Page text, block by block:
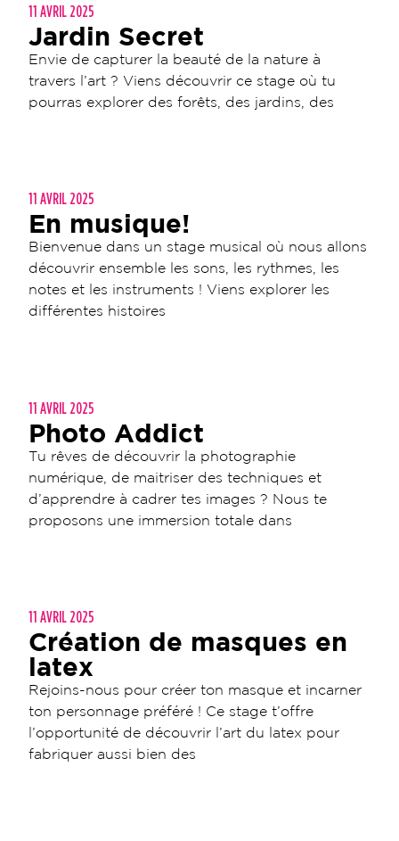
11 AVRIL 2025
Jardin Secret
Envie de capturer la beauté de la nature à
travers l’art ? Viens découvrir ce stage où tu
pourras explorer des forêts, des jardins, des
11 AVRIL 2025
En musique!
Bienvenue dans un stage musical où nous allons
découvrir ensemble les sons, les rythmes, les
notes et les instruments ! Viens explorer les
différentes histoires
11 AVRIL 2025
Photo Addict
Tu rêves de découvrir la photographie
numérique, de maitriser des techniques et
d’apprendre à cadrer tes images ? Nous te
proposons une immersion totale dans
11 AVRIL 2025
Création de masques en
latex
Rejoins-nous pour créer ton masque et incarner
ton personnage préféré ! Ce stage t’offre
l’opportunité de découvrir l’art du latex pour
fabriquer aussi bien des